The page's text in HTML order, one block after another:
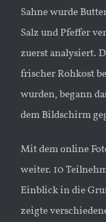
Sahne wurde
Salz und Pfeffer
zuerst analysiert.
frischer Rohkost
wurden, begann
dem Bildschirm
Mit dem online
weiter. 10
Einblick in die
zeigte